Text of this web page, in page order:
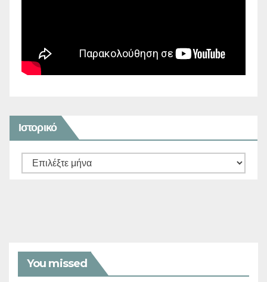
Ιστορικό
Ιστορικό
You missed